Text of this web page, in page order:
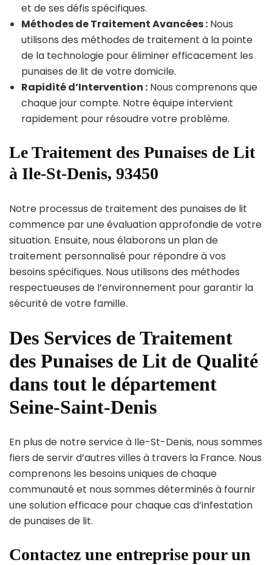
et de ses défis spécifiques.
Méthodes de Traitement Avancées : Nous
utilisons des méthodes de traitement à la pointe
de la technologie pour éliminer efficacement les
punaises de lit de votre domicile.
Rapidité d’Intervention : Nous comprenons que
chaque jour compte. Notre équipe intervient
rapidement pour résoudre votre problème.
Le Traitement des Punaises de Lit
à Ile-St-Denis, 93450
Notre processus de traitement des punaises de lit
commence par une évaluation approfondie de votre
situation. Ensuite, nous élaborons un plan de
traitement personnalisé pour répondre à vos
besoins spécifiques. Nous utilisons des méthodes
respectueuses de l’environnement pour garantir la
sécurité de votre famille.
Des Services de Traitement
des Punaises de Lit de Qualité
dans tout le département
Seine-Saint-Denis
En plus de notre service à Ile-St-Denis, nous sommes
fiers de servir d’autres villes à travers la France. Nous
comprenons les besoins uniques de chaque
communauté et nous sommes déterminés à fournir
une solution efficace pour chaque cas d’infestation
de punaises de lit.
Contactez une entreprise pour un